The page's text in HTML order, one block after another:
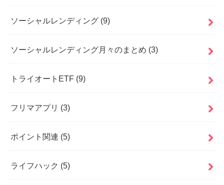
ソーシャルレンディング (9)
ソーシャルレンディング月々のまとめ (3)
トライオートETF (9)
フリマアプリ (3)
ポイント関連 (5)
ライフハック (5)